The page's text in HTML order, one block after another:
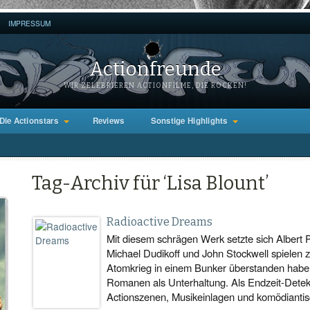
IMPRESSUM
Actionfreunde
WIR ZELEBRIEREN ACTIONFILME, DIE ROCKEN!
Actionstars Reviews Sonstige Highlights
Tag-Archiv für ‘Lisa Blount’
Radioactive Dreams
Mit diesem schrägen Werk setzte sich Albert
Michael Dudikoff und John Stockwell spielen
Atomkrieg in einem Bunker überstanden
Romanen als Unterhaltung. Als Endzeit-
Actionszenen, Musikeinlagen und